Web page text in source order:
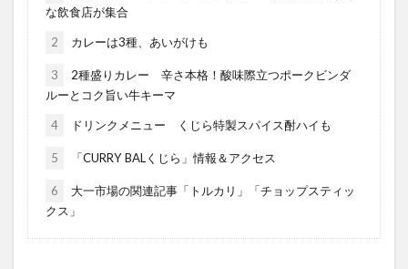
な飲食店が集合
2 カレーは3種、あいがけも
3
2種盛りカレー 辛さ本格！酸味際立つポークビンダ
ルーとコク旨い牛キーマ
4 ドリンクメニュー くじら特製スパイス酎ハイも
5 「CURRY BALくじら」情報＆アクセス
6
大一市場の関連記事「トルカリ」「チョップスティッ
クス」